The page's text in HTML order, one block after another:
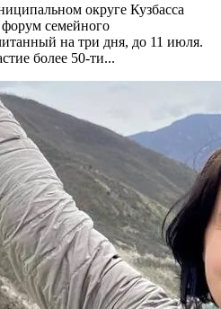
округе Кузбасса
семейного
на три дня, до 11 июля.
более 50-ти...